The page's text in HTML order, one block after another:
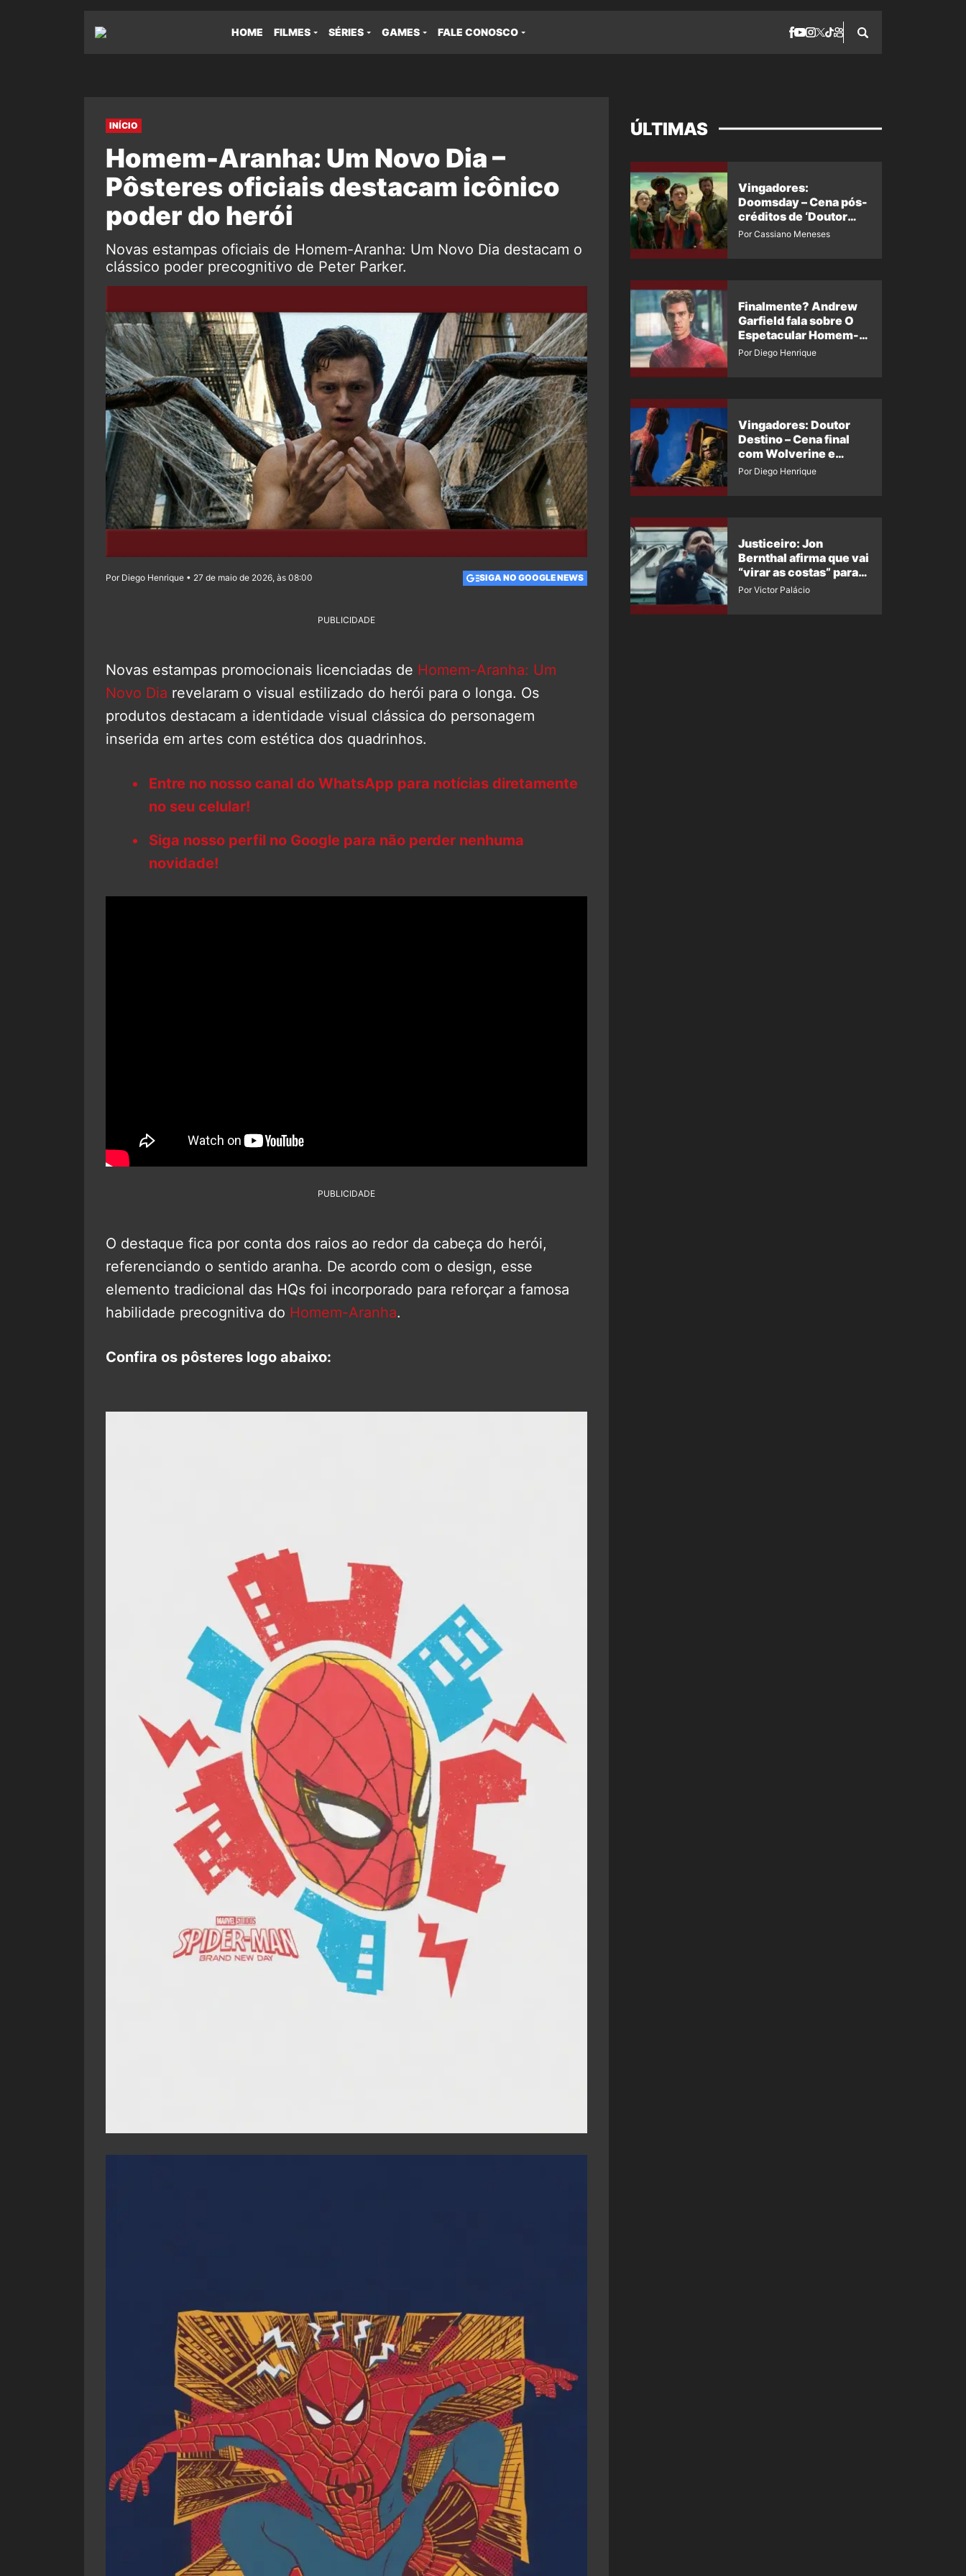
HOME FILMES SÉRIES GAMES FALE CONOSCO
INÍCIO
Homem-Aranha: Um Novo Dia –
Pôsteres oficiais destacam icônico
poder do herói
Novas estampas oficiais de Homem-Aranha: Um Novo Dia destacam o
clássico poder precognitivo de Peter Parker.
Por Diego Henrique • 27 de maio de 2026, às 08:00 SIGA NO GOOGLE NEWS
PUBLICIDADE
Novas estampas promocionais licenciadas de Homem-Aranha: Um
Novo Dia revelaram o visual estilizado do herói para o longa. Os
produtos destacam a identidade visual clássica do personagem
inserida em artes com estética dos quadrinhos.
Entre no nosso canal do WhatsApp para notícias diretamente
no seu celular!
Siga nosso perfil no Google para não perder nenhuma
novidade!
PUBLICIDADE
O destaque fica por conta dos raios ao redor da cabeça do herói,
referenciando o sentido aranha. De acordo com o design, esse
elemento tradicional das HQs foi incorporado para reforçar a famosa
habilidade precognitiva do Homem-Aranha.
Confira os pôsteres logo abaixo:
ÚLTIMAS
Vingadores:
Doomsday – Cena pós-
créditos de ‘Doutor
Destino’ é revelada
Por Cassiano Meneses
Finalmente? Andrew
Garfield fala sobre O
Espetacular Homem-
Aranha 3
Por Diego Henrique
Vingadores: Doutor
Destino – Cena final
com Wolverine e
Homem-Aranha de
Por Diego Henrique
Justiceiro: Jon
Bernthal afirma que vai
“virar as costas” para
os fãs
Por Victor Palácio